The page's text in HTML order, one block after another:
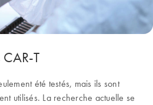
T
été testés, mais ils sont
utilisés. La recherche actuelle se